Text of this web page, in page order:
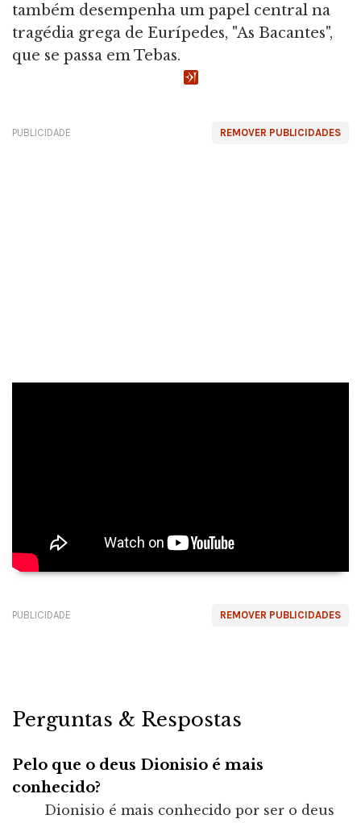
também desempenha um papel central na
tragédia grega de Eurípedes, "As Bacantes",
que se passa em Tebas.
REMOVER PUBLICIDADES
PUBLICIDADE
REMOVER PUBLICIDADES
PUBLICIDADE
Perguntas & Respostas
Pelo que o deus Dionisio é mais
conhecido?
Dionisio é mais conhecido por ser o deus